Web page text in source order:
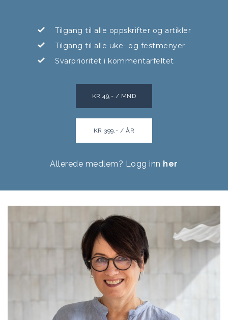
Tilgang til alle oppskrifter og artikler
Tilgang til alle uke- og festmenyer
Svarprioritet i kommentarfeltet
KR 49,- / MND
KR 399,- / ÅR
Allerede medlem? Logg inn her